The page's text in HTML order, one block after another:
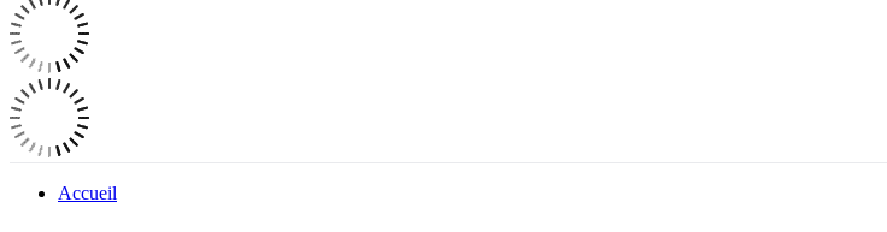
Accueil